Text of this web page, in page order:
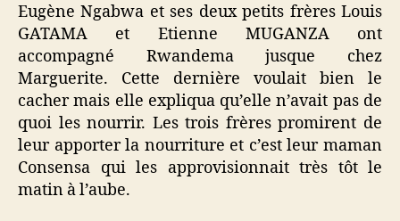
Eugène Ngabwa et ses deux petits frères Louis
GATAMA et Etienne MUGANZA ont
accompagné Rwandema jusque chez
Marguerite. Cette dernière voulait bien le
cacher mais elle expliqua qu’elle n’avait pas de
quoi les nourrir. Les trois frères promirent de
leur apporter la nourriture et c’est leur maman
Consensa qui les approvisionnait très tôt le
matin à l’aube.